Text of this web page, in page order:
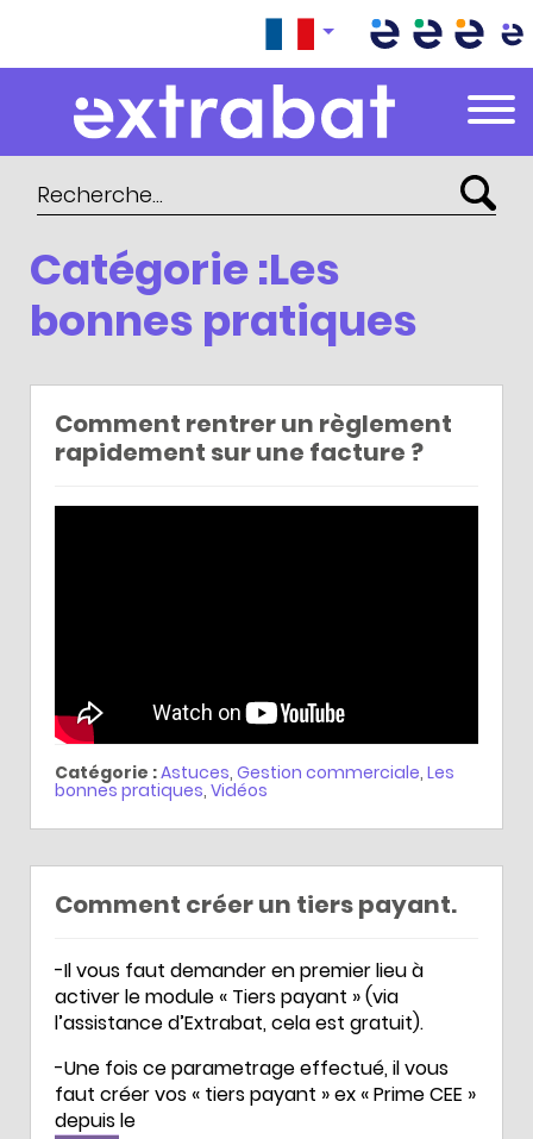
Extrabat – Le Blog
Catégorie :Les
bonnes pratiques
Comment rentrer un règlement
rapidement sur une facture ?
Catégorie :Astuces, Gestion commerciale, Les
bonnes pratiques, Vidéos
Comment créer un tiers payant.
-Il vous faut demander en premier lieu à
activer le module « Tiers payant » (via
l’assistance d’Extrabat, cela est gratuit).
-Une fois ce parametrage effectué, il vous
faut créer vos « tiers payant » ex « Prime CEE »
depuis le